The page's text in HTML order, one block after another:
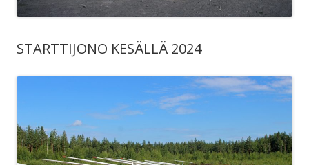
STARTTIJONO KESÄLLÄ 2024